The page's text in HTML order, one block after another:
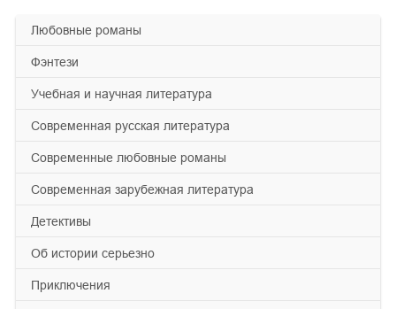
любовные романы
фэнтези
учебная и научная литература
современная русская литература
современные любовные романы
современная зарубежная литература
детективы
об истории серьезно
приключения